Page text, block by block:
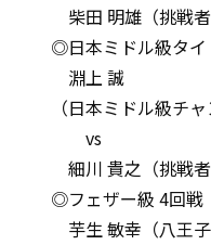
柴田 明雄（挑戦
◎日本ミドル級タ
淵上 誠
（日本ミドル級チ
vs
細川 貴之（挑戦者
◎フェザー級 4回戦
芋生 敏幸（八王子